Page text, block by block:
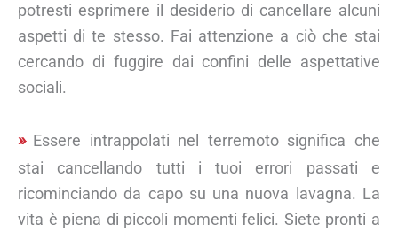
potresti esprimere il desiderio di cancellare alcuni
aspetti di te stesso. Fai attenzione a ciò che stai
cercando di fuggire dai confini delle aspettative
sociali.
Essere intrappolati nel terremoto significa che
stai cancellando tutti i tuoi errori passati e
ricominciando da capo su una nuova lavagna. La
vita è piena di piccoli momenti felici. Siete pronti a